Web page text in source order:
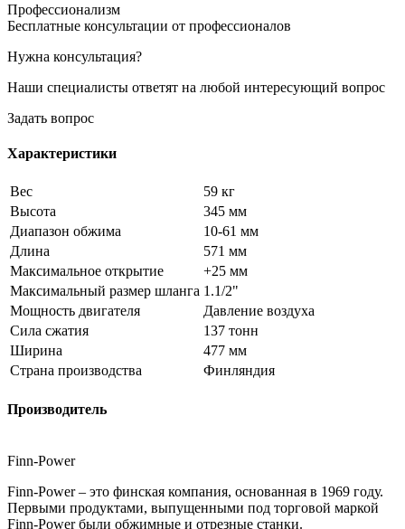
Профессионализм
Бесплатные консультации от профессионалов
Нужна консультация?
Наши специалисты ответят на любой интересующий вопрос
Задать вопрос
Характеристики
Вес
59 кг
Высота
345 мм
Диапазон обжима
10-61 мм
Длина
571 мм
Максимальное открытие
+25 мм
Максимальный размер шланга 1.1/2"
Мощность двигателя
Давление воздуха
Сила сжатия
137 тонн
Ширина
477 мм
Страна производства
Финляндия
Производитель
Finn-Power
Finn-Power – это финская компания, основанная в 1969 году.
Первыми продуктами, выпущенными под торговой маркой
Finn-Power были обжимные и отрезные станки.